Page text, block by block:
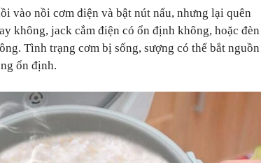
vào nồi cơm điện và bật nút nấu, nhưng lại quên
không, jack cắm điện có ổn định không, hoặc đèn
Tình trạng cơm bị sống, sượng có thể bắt nguồn
ổn định.